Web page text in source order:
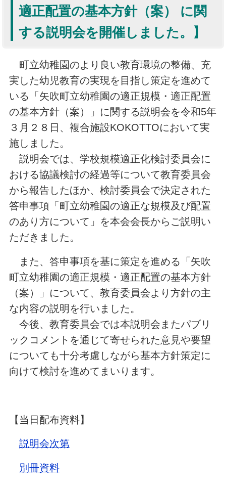
適正配置の基本方針（案） に関
する説明会を開催しました。】
町立幼稚園のより良い教育環境の整備、充
実した幼児教育の実現を目指し策定を進めて
いる「矢吹町立幼稚園の適正規模・適正配置
の基本方針（案）」に関する説明会を令和5年
３月２８日、複合施設KOKOTTOにおいて実
施しました。
説明会では、学校規模適正化検討委員会に
おける協議検討の経過等について教育委員会
から報告したほか、検討委員会で決定された
答申事項「町立幼稚園の適正な規模及び配置
のあり方について」を本会会長からご説明い
ただきました。
また、答申事項を基に策定を進める「矢吹
町立幼稚園の適正規模・適正配置の基本方針
（案）」について、教育委員会より方針の主
な内容の説明を行いました。
今後、教育委員会では本説明会またパブリ
ックコメントを通じて寄せられた意見や要望
についても十分考慮しながら基本方針策定に
向けて検討を進めてまいります。
【当日配布資料】
説明会次第
別冊資料